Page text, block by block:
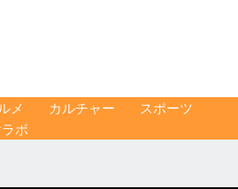
メ カルチャー
スポーツ
ボ